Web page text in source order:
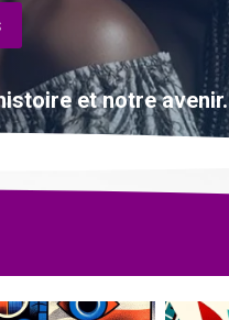
et notre avenir.